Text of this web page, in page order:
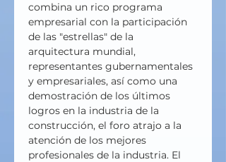
combina un rico programa
empresarial con la participación
de las "estrellas" de la
arquitectura mundial,
representantes gubernamentales
y empresariales, así como una
demostración de los últimos
logros en la industria de la
construcción, el foro atrajo a la
atención de los mejores
profesionales de la industria. El